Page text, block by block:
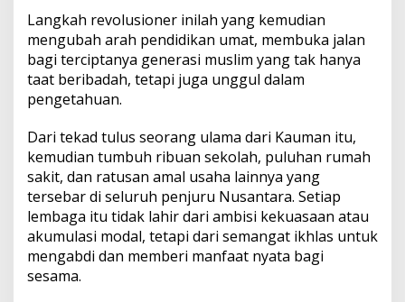
Langkah revolusioner inilah yang kemudian
mengubah arah pendidikan umat, membuka jalan
bagi terciptanya generasi muslim yang tak hanya
taat beribadah, tetapi juga unggul dalam
pengetahuan.
Dari tekad tulus seorang ulama dari Kauman itu,
kemudian tumbuh ribuan sekolah, puluhan rumah
sakit, dan ratusan amal usaha lainnya yang
tersebar di seluruh penjuru Nusantara. Setiap
lembaga itu tidak lahir dari ambisi kekuasaan atau
akumulasi modal, tetapi dari semangat ikhlas untuk
mengabdi dan memberi manfaat nyata bagi
sesama.